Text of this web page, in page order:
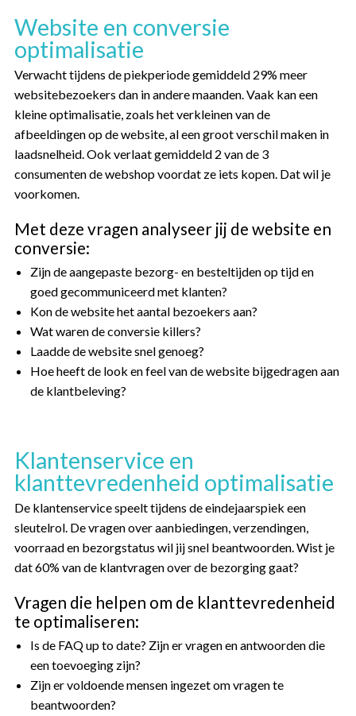
Website en conversie
optimalisatie
Verwacht tijdens de piekperiode gemiddeld 29% meer
websitebezoekers dan in andere maanden. Vaak kan een
kleine optimalisatie, zoals het verkleinen van de
afbeeldingen op de website, al een groot verschil maken in
laadsnelheid. Ook verlaat gemiddeld 2 van de 3
consumenten de webshop voordat ze iets kopen. Dat wil je
voorkomen.
Met deze vragen analyseer jij de website en
conversie:
Zijn de aangepaste bezorg- en besteltijden op tijd en
goed gecommuniceerd met klanten?
Kon de website het aantal bezoekers aan?
Wat waren de conversie killers?
Laadde de website snel genoeg?
Hoe heeft de look en feel van de website bijgedragen aan
de klantbeleving?
Klantenservice en
klanttevredenheid optimalisatie
De klantenservice speelt tijdens de eindejaarspiek een
sleutelrol. De vragen over aanbiedingen, verzendingen,
voorraad en bezorgstatus wil jij snel beantwoorden. Wist je
dat 60% van de klantvragen over de bezorging gaat?
Vragen die helpen om de klanttevredenheid
te optimaliseren:
Is de FAQ up to date? Zijn er vragen en antwoorden die
een toevoeging zijn?
Zijn er voldoende mensen ingezet om vragen te
beantwoorden?